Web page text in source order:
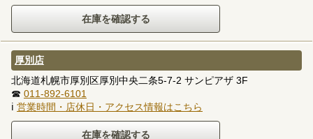
厚別店
北海道札幌市厚別区厚別中央二条5-7-2 サンピアザ 3F
☎ 011-892-6101
ℹ 営業時間・店休日・アクセス情報はこちら